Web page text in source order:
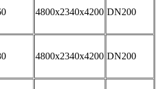
4800x2340x4200 DN200
4800x2340x4200 DN200